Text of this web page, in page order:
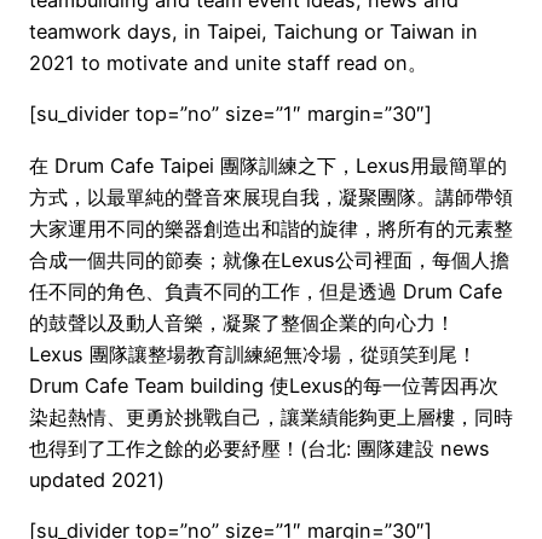
teamwork days, in Taipei, Taichung or Taiwan in
2021 to motivate and unite staff read on。
[su_divider top=”no” size=”1″ margin=”30″]
在 Drum Cafe Taipei 團隊訓練之下，Lexus用最簡單的
方式，以最單純的聲音來展現自我，凝聚團隊。講師帶領
大家運用不同的樂器創造出和諧的旋律，將所有的元素整
合成一個共同的節奏；就像在Lexus公司裡面，每個人擔
任不同的角色、負責不同的工作，但是透過 Drum Cafe
的鼓聲以及動人音樂，凝聚了整個企業的向心力！
Lexus 團隊讓整場教育訓練絕無冷場，從頭笑到尾！
Drum Cafe Team building 使Lexus的每一位菁因再次
染起熱情、更勇於挑戰自己，讓業績能夠更上層樓，同時
也得到了工作之餘的必要紓壓！(台北: 團隊建設 news
updated 2021)
[su_divider top=”no” size=”1″ margin=”30″]